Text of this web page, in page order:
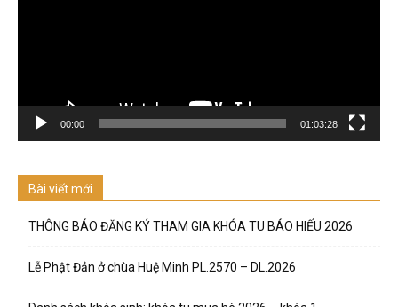
00:00 01:03:28
Bài viết mới
THÔNG BÁO ĐĂNG KÝ THAM GIA KHÓA TU BÁO HIẾU 2026
Lễ Phật Đản ở chùa Huệ Minh PL.2570 – DL.2026